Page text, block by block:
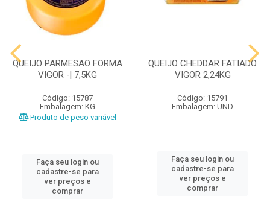
QUEIJO PARMESAO FORMA
VIGOR -¦ 7,5KG
Código: 15787
Embalagem: KG
Produto de peso variável
Faça seu login ou
cadastre-se para
ver preços e
comprar
QUEIJO CHEDDAR FATIADO
VIGOR 2,24KG
Código: 15791
Embalagem: UND
Faça seu login ou
cadastre-se para
ver preços e
comprar